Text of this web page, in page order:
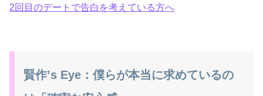
2回目のデートで告白を考えている方へ
賢作’s Eye：僕らが本当に求めているの